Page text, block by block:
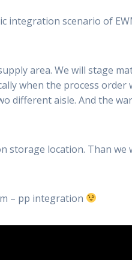
integration scenario of
area. We will stage
when the process order
different aisle. And the
location. Than we
– pp integration